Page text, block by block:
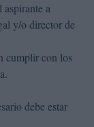
a
y/o director de
cumplir con los
debe estar